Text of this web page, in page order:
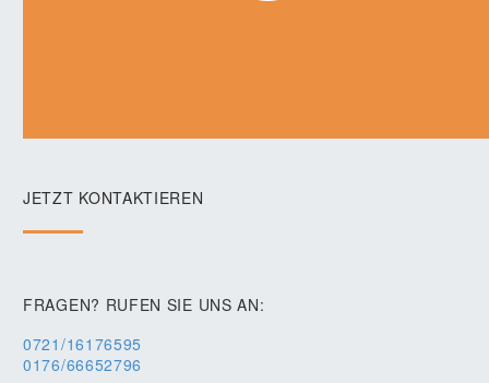
JETZT KONTAKTIEREN
FRAGEN? RUFEN SIE UNS AN:
0721/16176595
0176/66652796